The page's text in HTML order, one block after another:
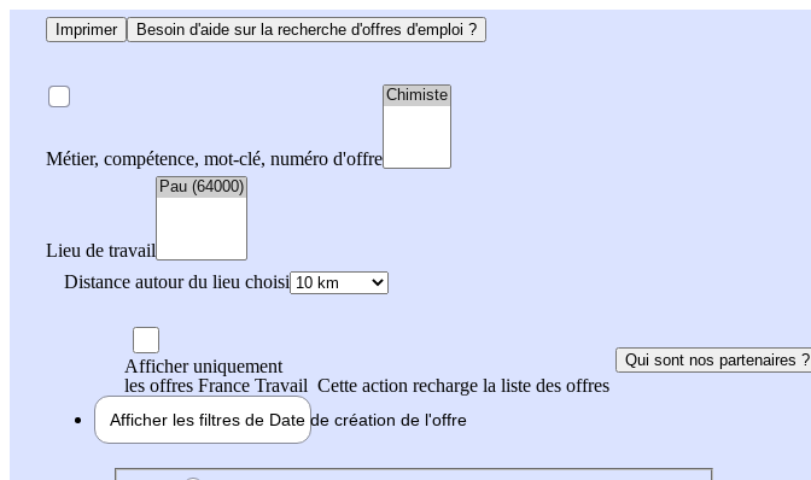
Imprimer Besoin d'aide sur la recherche d'offres d'emploi ?
Métier, compétence, mot-clé, numéro d'offre
Lieu de travail
Distance autour du lieu choisi
Afficher uniquement
les offres France Travail Cette action recharge la liste des offres
Qui sont nos partenaires ?
Afficher les filtres de Date de création de l'offre